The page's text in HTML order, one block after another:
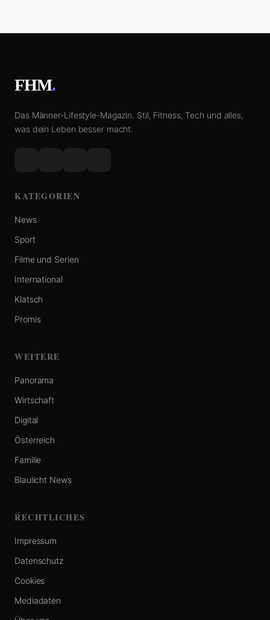
FHM.
Das Männer-Lifestyle-Magazin. Stil, Fitness, Tech und alles,
was dein Leben besser macht.
KATEGORIEN
News
Sport
Filme und Serien
International
Klatsch
Promis
WEITERE
Panorama
Wirtschaft
Digital
Österreich
Familie
Blaulicht News
RECHTLICHES
Impressum
Datenschutz
Cookies
Mediadaten